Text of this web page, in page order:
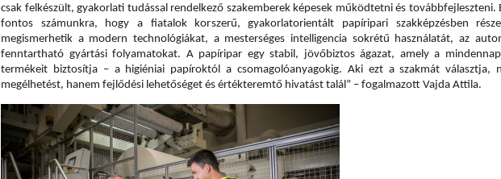
csak felkészült, gyakorlati tudással rendelkező szakemberek képesek működtetni és továbbfejleszteni.
fontos számunkra, hogy a fiatalok korszerű, gyakorlatorientált papíripari szakképzésben
megismerhetik a modern technológiákat, a mesterséges intelligencia sokrétű használatát, az
fenntartható gyártási folyamatokat. A papíripar egy stabil, jövőbiztos ágazat, amely a
termékeit biztosítja – a higiéniai papíroktól a csomagolóanyagokig. Aki ezt a szakmát választja,
megélhetést, hanem fejlődési lehetőséget és értékteremtő hivatást talál” – fogalmazott Vajda Attila.